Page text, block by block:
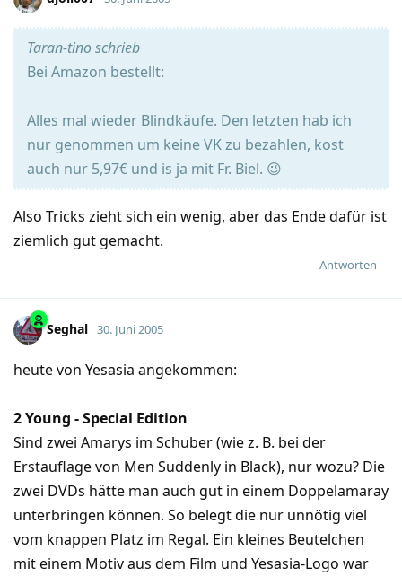
Taran-tino schrieb
Bei Amazon bestellt:
Alles mal wieder Blindkäufe. Den letzten hab ich
nur genommen um keine VK zu bezahlen, kost
auch nur 5,97€ und is ja mit Fr. Biel. 😉
Also Tricks zieht sich ein wenig, aber das Ende dafür ist
ziemlich gut gemacht.
Antworten
Seghal 30. Juni 2005
heute von Yesasia angekommen:
2 Young - Special Edition
Sind zwei Amarys im Schuber (wie z. B. bei der
Erstauflage von Men Suddenly in Black), nur wozu? Die
zwei DVDs hätte man auch gut in einem Doppelamaray
unterbringen können. So belegt die nur unnötig viel
vom knappen Platz im Regal. Ein kleines Beutelchen
mit einem Motiv aus dem Film und Yesasia-Logo war